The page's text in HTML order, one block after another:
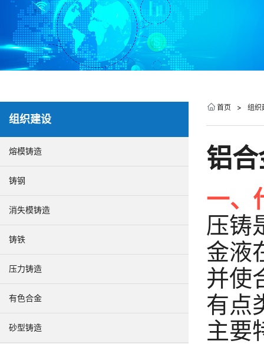
组织建设
熔模铸造
铸钢
消失模铸造
铸铁
压力铸造
有色合金
砂型铸造
首页 > 组织
铝
一、
压铸
金液
并使
有点
主要